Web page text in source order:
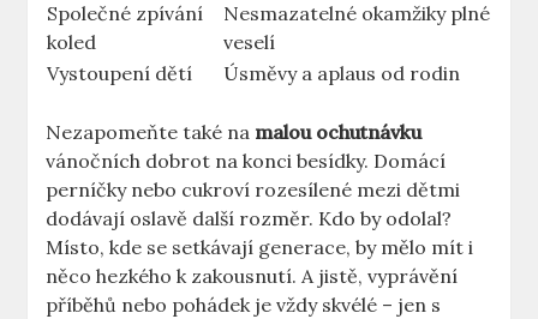
Společné zpívání
koled
Nesmazatelné okamžiky plné
veselí
Vystoupení dětí
Úsměvy a aplaus od rodin
Nezapomeňte také na malou ochutnávku
vánočních dobrot na konci besídky. Domácí
perníčky nebo cukroví rozesílené mezi dětmi
dodávají oslavě další rozměr. Kdo by odolal?
Místo, kde se setkávají generace, by mělo mít i
něco hezkého k zakousnutí. A jistě, vyprávění
příběhů nebo pohádek je vždy skvélé – jen s